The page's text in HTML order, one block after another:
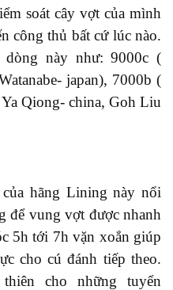
soát cây vợt của mình
công thủ bất cứ lúc nào.
nàynhư: 9000c (
japan), 7000b (
Qiong- china, Goh Liu
của hãng Lining này nổi
để vung vợt được nhanh
5h tới 7h vặn xoắn giúp
cho cú đánh tiếp theo.
cho những tuyển